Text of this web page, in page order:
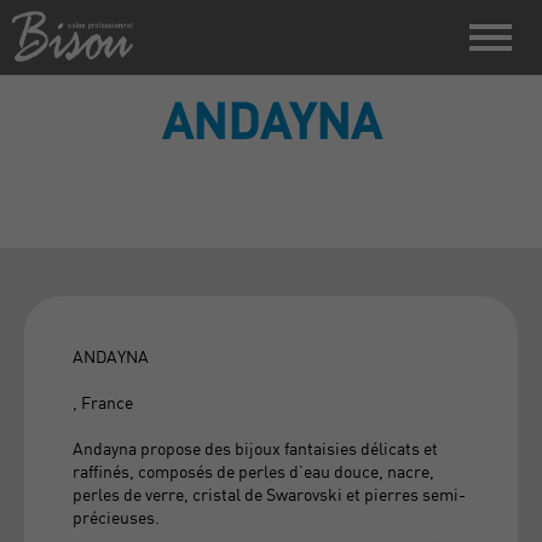
ANDAYNA
ANDAYNA
, France
Andayna propose des bijoux fantaisies délicats et
raffinés, composés de perles d’eau douce, nacre,
perles de verre, cristal de Swarovski et pierres semi-
précieuses.